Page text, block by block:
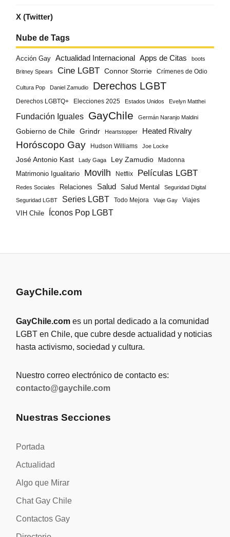
X (Twitter)
Nube de Tags
Acción Gay Actualidad Internacional Apps de Citas boots
Britney Spears Cine LGBT Connor Storrie Crímenes de Odio
Cultura Pop Daniel Zamudio Derechos LGBT
Derechos LGBTQ+ Elecciones 2025 Estados Unidos Evelyn Matthei
Fundación Iguales GayChile Germán Naranjo Maldini
Gobierno de Chile Grindr Heartstopper Heated Rivalry
Horóscopo Gay Hudson Williams Joe Locke
José Antonio Kast Lady Gaga Ley Zamudio Madonna
Matrimonio Igualitario Movilh Netflix Películas LGBT
Redes Sociales Relaciones Salud Salud Mental Seguridad Digital
Seguridad LGBT Series LGBT Todo Mejora Viaje Gay
Viajes
VIH Chile
Íconos Pop LGBT
GayChile.com
GayChile.com es un portal dedicado a la comunidad
LGBT en Chile, que cubre desde actualidad y noticias
hasta activismo, sociedad y cultura.
Nuestro correo electrónico de contacto es:
contacto@gaychile.com
Nuestras Secciones
Portada
Actualidad
Algo que Mirar
Chat Gay Chile
Contactos Gay